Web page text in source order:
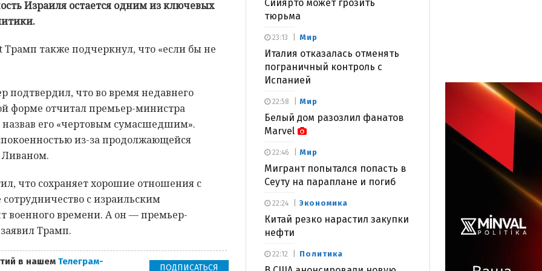
Израиля остается одним из ключевых
Трамп также подчеркнул, что «если бы не
подтвердил, что во время недавнего
форме отчитал премьер-министра
его «чертовым сумасшедшим».
из-за продолжающейся
Ливаном.
что сохраняет хорошие отношения с
с израильским
военного времени. А он — премьер-
Трамп.
в нашем Телеграм-
ПОДПИСАТЬСЯ
Сийярто может грозить
тюрьма
Мир
Италия отказалась отменять
пограничный контроль с
Испанией
23:13
Мир
Белый дом разозлил фанатов
Marvel
22:58
Мир
Мигрант попытался попасть в
Сеуту на параплане и погиб
22:46
Экономика
Китай резко нарастил закупки
нефти
22:24
Политика
22:12